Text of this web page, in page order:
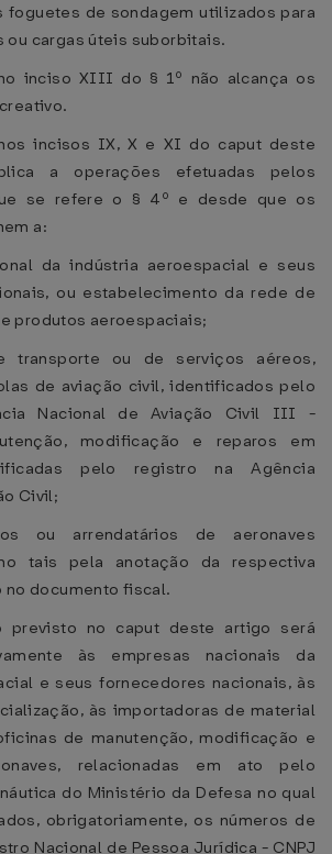
foguetes de sondagem utilizados para
ou cargas úteis suborbitais.
inciso XIII do § 1º não alcança os
incisos IX, X e XI do caput deste
a operações efetuadas pelos
se refere o § 4º e desde que os
a:
da indústria aeroespacial e seus
ou estabelecimento da rede de
produtos aeroespaciais;
ou de serviços aéreos,
de aviação civil, identificados pelo
Nacional de Aviação Civil III -
modificação e reparos em
pelo registro na Agência
Civil;
ou arrendatários de aeronaves
tais pela anotação da respectiva
documento fiscal.
previsto no caput deste artigo será
às empresas nacionais da
e seus fornecedores nacionais, às
às importadoras de material
de manutenção, modificação e
relacionadas em ato pelo
do Ministério da Defesa no qual
obrigatoriamente, os números de
Nacional de Pessoa Jurídica - CNPJ